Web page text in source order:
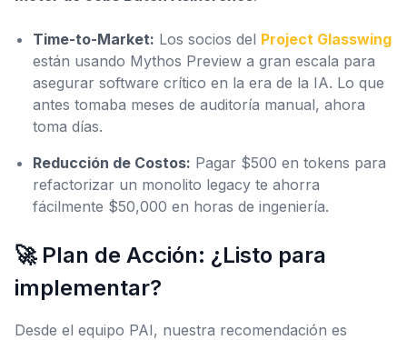
Time-to-Market: Los socios del Project Glasswing
están usando Mythos Preview a gran escala para
asegurar software crítico en la era de la IA. Lo que
antes tomaba meses de auditoría manual, ahora
toma días.
Reducción de Costos: Pagar $500 en tokens para
refactorizar un monolito legacy te ahorra
fácilmente $50,000 en horas de ingeniería.
🚀 Plan de Acción: ¿Listo para
implementar?
Desde el equipo PAI, nuestra recomendación es